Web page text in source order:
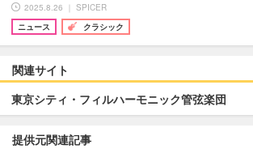
2025.8.26 ｜ SPICER
ニュース
クラシック
関連サイト
東京シティ・フィルハーモニック管弦楽団
提供元関連記事